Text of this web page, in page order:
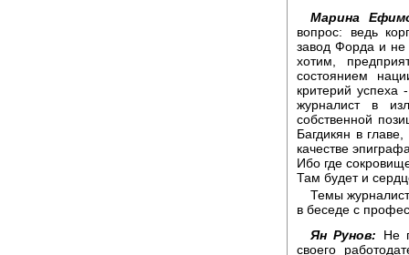
Марина
вопрос: ведь
завод Форда и
хотим,
состоянием
критерий
журналист в
собственной
Багдикян в
качестве
Ибо где
Там будет и
Темы
в беседе с
Ян Рунов: Не
своего